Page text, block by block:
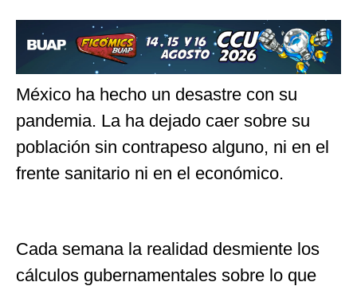
México ha hecho un desastre con su
pandemia. La ha dejado caer sobre su
población sin contrapeso alguno, ni en el
frente sanitario ni en el económico.
Cada semana la realidad desmiente los
cálculos gubernamentales sobre lo que